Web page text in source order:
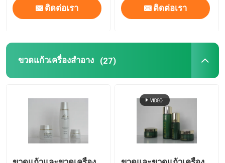
กล่องบรรจุภัณฑ์ PP
ติดต่อเรา ติดต่อเรา
ขวดแก้วเครื่องสำอาง (27)